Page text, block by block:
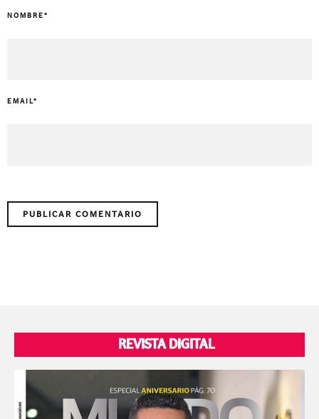
NOMBRE *
EMAIL*
REVISTA DIGITAL